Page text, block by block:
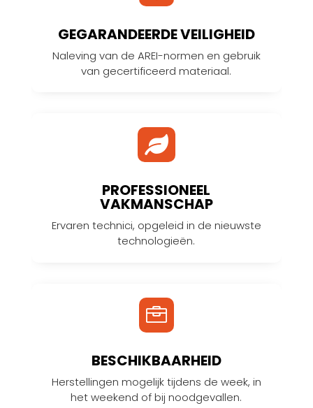
GEGARANDEERDE VEILIGHEID
Naleving van de AREI-normen en gebruik
van gecertificeerd materiaal.

PROFESSIONEEL
VAKMANSCHAP
Ervaren technici, opgeleid in de nieuwste
technologieën.

BESCHIKBAARHEID
Herstellingen mogelijk tijdens de week, in
het weekend of bij noodgevallen.